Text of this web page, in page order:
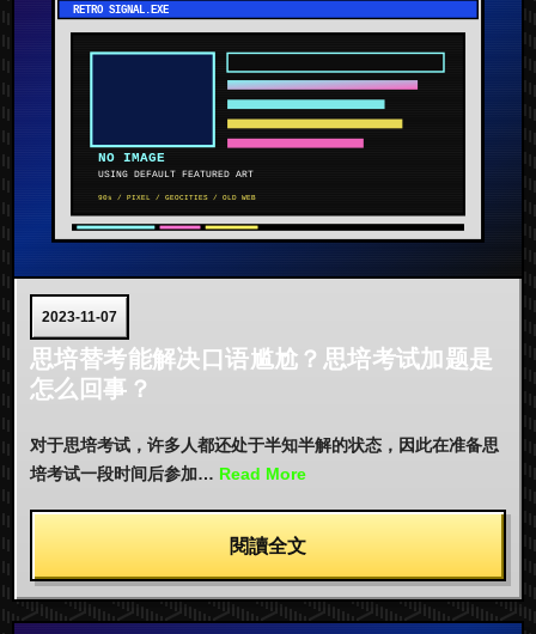
2023-11-07
思培替考能解决口语尴尬？思培考试加题是
怎么回事？
对于思培考试，许多人都还处于半知半解的状态，因此在准备思
培考试一段时间后参加… Read More
閱讀全文